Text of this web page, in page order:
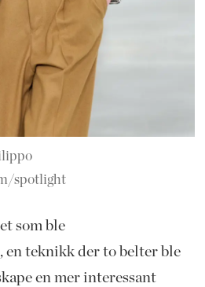
spotlight
som ble
teknikk der to belter ble
en mer interessant